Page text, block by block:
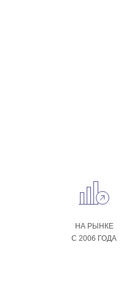
НА РЫНКЕ
С 2006 ГОДА